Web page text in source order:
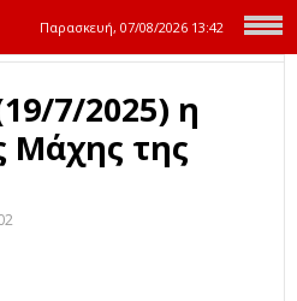
Παρασκευή, 07/08/2026 13:42
7/2025) η
Μάχης της